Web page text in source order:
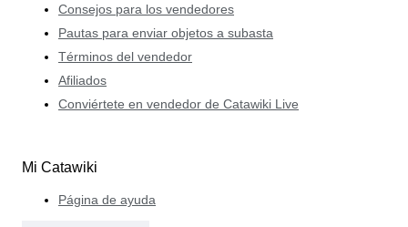
Consejos para los vendedores
Pautas para enviar objetos a subasta
Términos del vendedor
Afiliados
Conviértete en vendedor de Catawiki Live
Mi Catawiki
Página de ayuda